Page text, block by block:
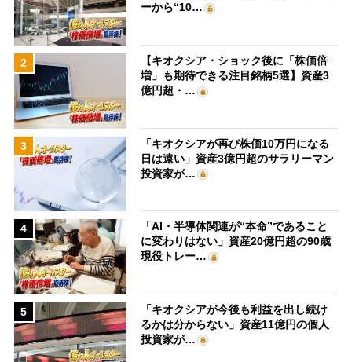
ーから“10…
2
【キオクシア・ショック後に「株価倍
増」も期待できる注目銘柄5選】資産3
億円超・…
3
「キオクシアが再び株価10万円になる
日は遠い」資産3億円超のサラリーマン
投資家が…
4
「AI・半導体関連が“本命”であること
に変わりはない」資産20億円超の90歳
現役トレー…
5
「キオクシアが今後も利益を出し続け
るかは分からない」資産11億円の個人
投資家が…